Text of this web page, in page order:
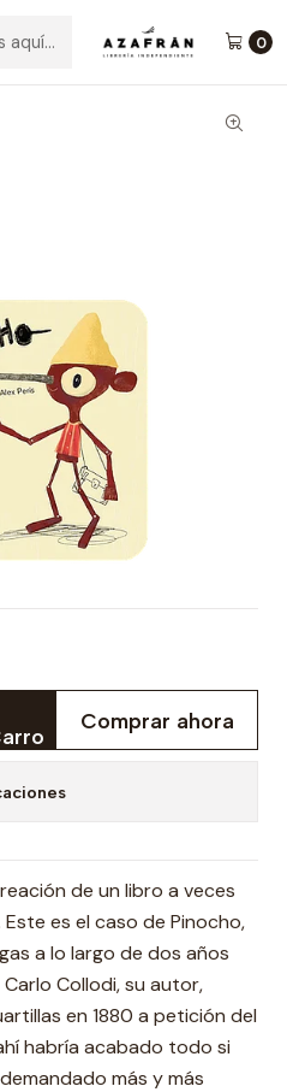
0
Pinocho
Comprar ahora
de un libro a veces
es el caso de Pinocho,
a lo largo de dos años
Collodi, su autor,
en 1880 a petición del
habría acabado todo si
más y más